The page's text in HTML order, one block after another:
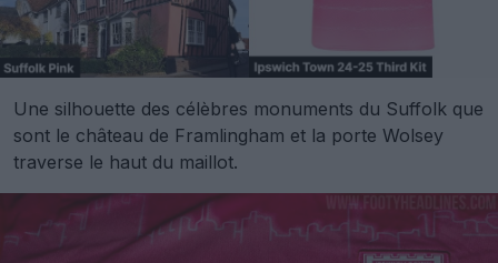
Une silhouette des célèbres monuments du Suffolk que
sont le château de Framlingham et la porte Wolsey
traverse le haut du maillot.